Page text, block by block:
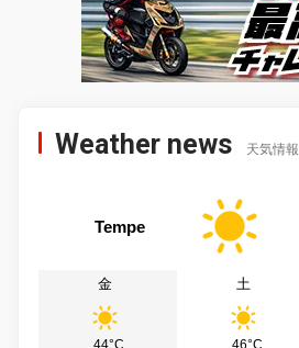
Weather news 天気情報
Tempe
金
44°C
土
46°C